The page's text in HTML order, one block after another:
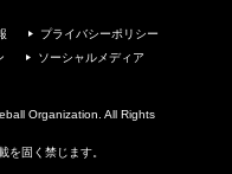
プライバシーポリシー
ソーシャルメディア
Organization. All Rights
を固く禁じます。